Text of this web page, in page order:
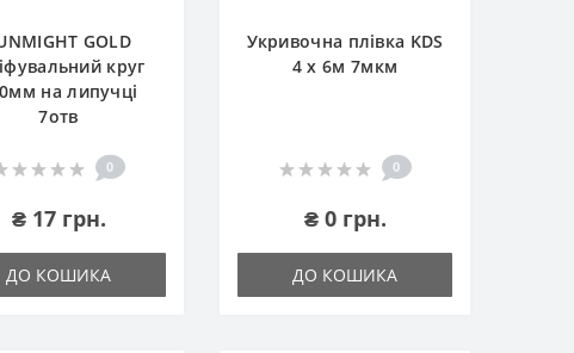
GOLD
круг
на липучці
7отв
0
₴ 17 грн.
ДО КОШИКА
Укривочна плівка KDS
4 х 6м 7мкм
0
₴ 0 грн.
ДО КОШИКА